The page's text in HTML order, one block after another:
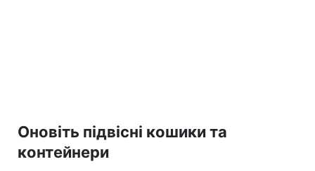
Оновіть підвісні кошики та
контейнери